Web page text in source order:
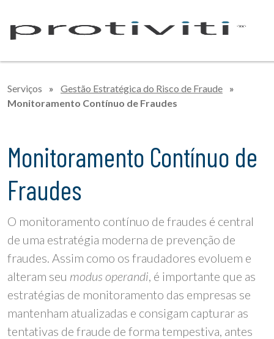
Serviços » Gestão Estratégica do Risco de Fraude
»
Monitoramento Contínuo de Fraudes
Monitoramento Contínuo de
Fraudes
O monitoramento contínuo de fraudes é central
de uma estratégia moderna de prevenção de
fraudes. Assim como os fraudadores evoluem e
alteram seu modus operandi, é importante que as
estratégias de monitoramento das empresas se
mantenham atualizadas e consigam capturar as
tentativas de fraude de forma tempestiva, antes